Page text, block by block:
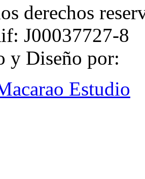
derechos
J00037727-8
y Diseño por:
Estudio